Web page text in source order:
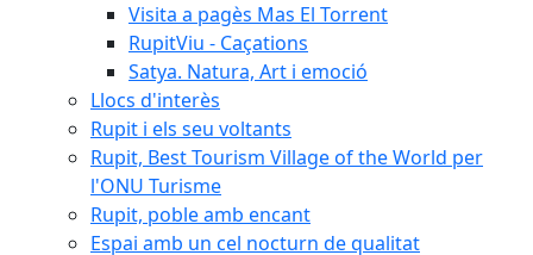
Visita a pagès Mas El Torrent
RupitViu - Caçations
Satya. Natura, Art i emoció
Llocs d'interès
Rupit i els seu voltants
Rupit, Best Tourism Village of the World per
l'ONU Turisme
Rupit, poble amb encant
Espai amb un cel nocturn de qualitat